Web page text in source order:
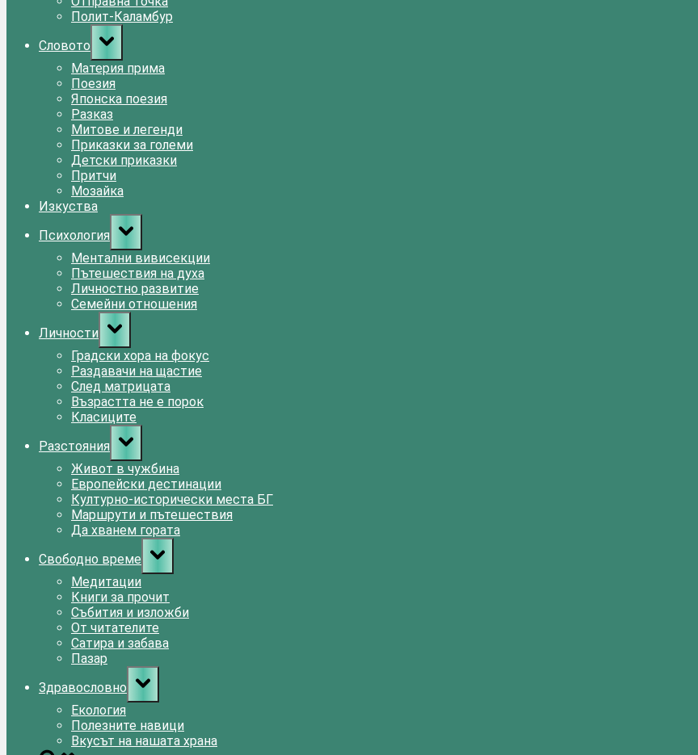
Полит-Каламбур
Словото
Toggle
sub-
menu
Материя прима
Поезия
Японска поезия
Разказ
Митове и легенди
Приказки за големи
Детски приказки
Притчи
Мозайка
Изкуства
Психология
Toggle
sub-
menu
Ментални вивисекции
Пътешествия на духа
Личностно развитие
Семейни отношения
Личности
Toggle
sub-
menu
Градски хора на фокус
Раздавачи на щастие
След матрицата
Възрастта не е порок
Класиците
Разстояния
Toggle
sub-
menu
Живот в чужбина
Европейски дестинации
Културно-исторически места БГ
Маршрути и пътешествия
Да хванем гората
Свободно време
Toggle
sub-
menu
Медитации
Книги за прочит
Събития и изложби
От читателите
Сатира и забава
Пазар
Здравословно
Toggle
sub-
menu
Екология
Полезните навици
Вкусът на нашата храна